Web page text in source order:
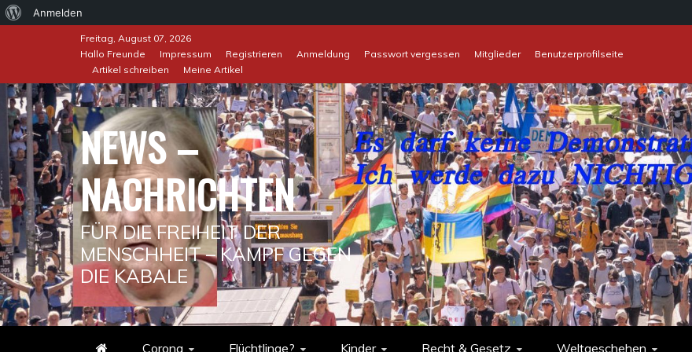
Über
Anmelden
Freitag, August 07, 2026
Hallo Freunde
Impressum Registrieren Anmeldung Passwort vergessen Mitglieder
Benutzerprofilseite
Artikel schreiben
Meine Artikel
NEWS –
NACHRICHTEN
FÜR DIE FREIHEIT DER
MENSCHHEIT – KAMPF GEGEN
DIE KABALE
Corona Flüchtlinge? Kinder Recht & Gesetz Weltgeschehen